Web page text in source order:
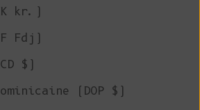
kr.)
Fdj)
$)
(DOP $)